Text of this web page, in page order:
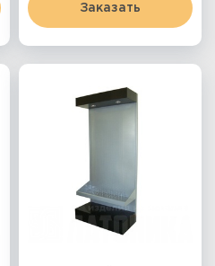
Заказать